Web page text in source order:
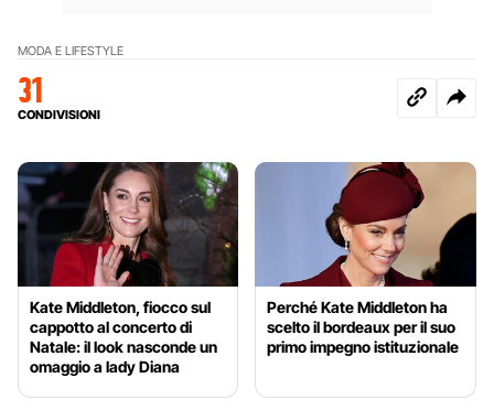
MODA E LIFESTYLE
31
CONDIVISIONI
Kate Middleton, fiocco sul
cappotto al concerto di
Natale: il look nasconde un
omaggio a lady Diana
Perché Kate Middleton ha
scelto il bordeaux per il suo
primo impegno istituzionale